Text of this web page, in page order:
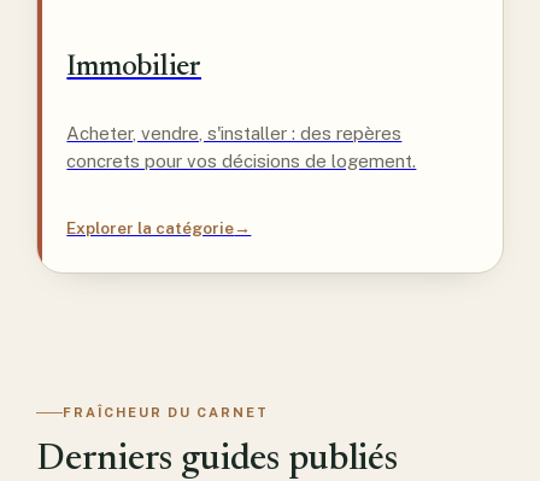
Immobilier
Acheter, vendre, s'installer : des repères
concrets pour vos décisions de logement.
Explorer la catégorie→
FRAÎCHEUR DU CARNET
Derniers guides publiés